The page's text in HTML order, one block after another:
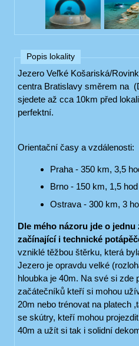
Popis lokality
Jezero Veľké Košariská/
centra Bratislavy směrem na
sjedete až cca 10km před
perfektní.
Orientační časy a vzdálenosti:
Praha - 350 km, 3,5
Brno - 150 km, 1,5 hod
Ostrava - 300 km, 3
Dle mého názoru jde o
začínající i technické
vzniklé těžbou štěrku, která
Jezero je opravdu velké
hloubka je 40m. Na své si zde
začátečníků kteří si mohou
20m nebo trénovat na platech
se skútry, kteří mohou
40m a užít si tak i solidní